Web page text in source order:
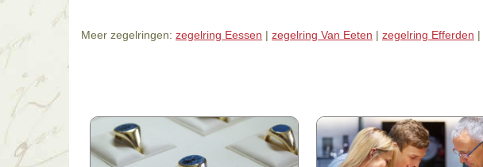
Meer zegelringen: zegelring Eessen | zegelring Van Eeten | zegelring Efferden |